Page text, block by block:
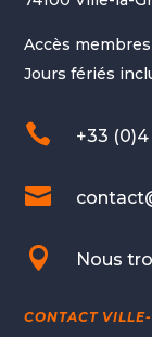
Accès
Jours fériés
 +33

 Nous
CONTACT